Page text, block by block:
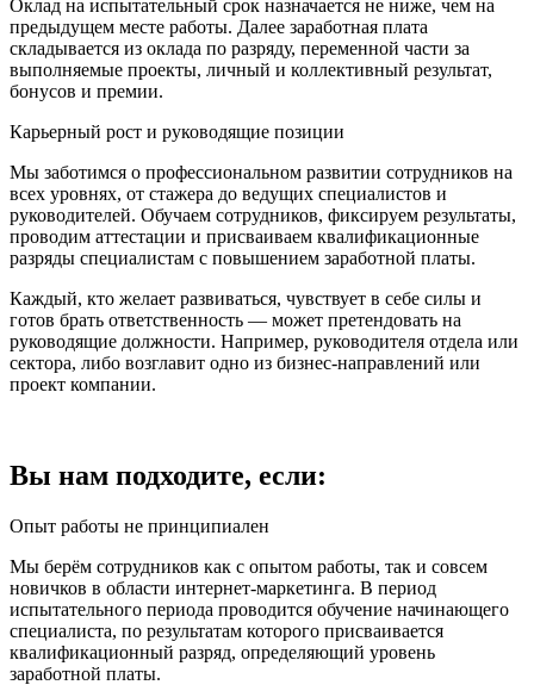
Оклад на испытательный срок назначается не ниже, чем на
предыдущем месте работы. Далее заработная плата
складывается из оклада по разряду, переменной части за
выполняемые проекты, личный и коллективный результат,
бонусов и премии.
Карьерный рост и руководящие позиции
Мы заботимся о профессиональном развитии сотрудников на
всех уровнях, от стажера до ведущих специалистов и
руководителей. Обучаем сотрудников, фиксируем результаты,
проводим аттестации и присваиваем квалификационные
разряды специалистам с повышением заработной платы.
Каждый, кто желает развиваться, чувствует в себе силы и
готов брать ответственность — может претендовать на
руководящие должности. Например, руководителя отдела или
сектора, либо возглавит одно из бизнес-направлений или
проект компании.
Вы нам подходите, если:
Опыт работы не принципиален
Мы берём сотрудников как с опытом работы, так и совсем
новичков в области интернет-маркетинга. В период
испытательного периода проводится обучение начинающего
специалиста, по результатам которого присваивается
квалификационный разряд, определяющий уровень
заработной платы.